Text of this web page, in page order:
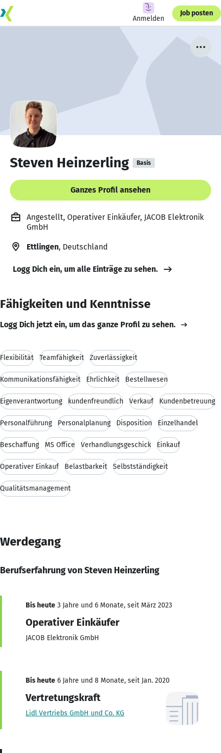
Anmelden
Job posten
Steven Heinzerling Basis
Ganzes Profil ansehen
Angestellt, Operativer Einkäufer, JACOB Elektronik
GmbH
Ettlingen, Deutschland
Logg Dich ein, um alle Einträge zu sehen.
Fähigkeiten und Kenntnisse
Logg Dich jetzt ein, um das ganze Profil zu sehen.
Flexibilität Teamfähigkeit Zuverlässigkeit
Kommunikationsfähigkeit Ehrlichkeit Bestellwesen
Eigenverantwortung kundenfreundlich Verkauf Kundenbetreuung
Personalführung Personalplanung Disposition Einzelhandel
Beschaffung MS Office Verhandlungsgeschick Einkauf
Operativer Einkauf Belastbarkeit Selbstständigkeit
Qualitätsmanagement
Werdegang
Berufserfahrung von Steven Heinzerling
Bis heute 3 Jahre und 6 Monate, seit März 2023
Operativer Einkäufer
JACOB Elektronik GmbH
Bis heute 6 Jahre und 8 Monate, seit Jan. 2020
Vertretungskraft
Lidl Vertriebs GmbH und Co. KG